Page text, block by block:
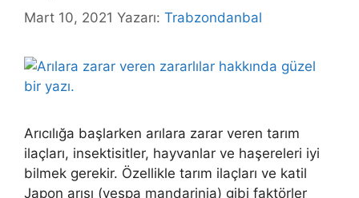
Mart 10, 2021 Yazarı: Trabzondanbal
Arıcılığa başlarken arılara zarar veren tarım
ilaçları, insektisitler, hayvanlar ve haşereleri iyi
bilmek gerekir. Özellikle tarım ilaçları ve katil
Japon arısı (vespa mandarinia) gibi faktörler